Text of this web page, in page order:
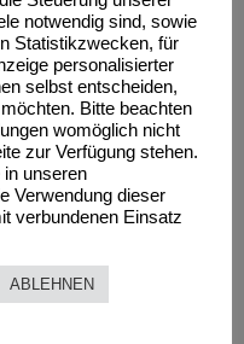
notwendig sind, sowie
Statistikzwecken, für
personalisierter
selbst entscheiden,
Bitte beachten
womöglich nicht
zur Verfügung stehen.
in unseren
Verwendung dieser
verbundenen Einsatz
ABLEHNEN